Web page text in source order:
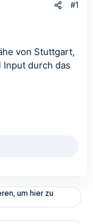
#1
von Stuttgart,
Input durch das
um hier zu